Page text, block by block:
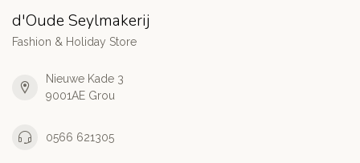
d'Oude Seylmakerij
Fashion & Holiday Store
Nieuwe Kade 3
9001AE Grou
0566 621305